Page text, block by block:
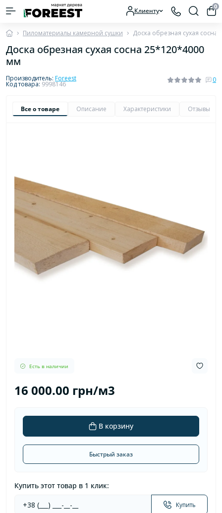
Клиенту 0
Пиломатериалы камерной сушки Доска обрезная сухая
Доска обрезная сухая сосна 25*120*4000
мм
Производитель: Foreest
Код товара: 9998146
0
Все о товаре Описание Характеристики Отзывы
Есть в наличии
16 000.00 грн/м3
В корзину
Быстрый заказ
Купить этот товар в 1 клик:
Купить